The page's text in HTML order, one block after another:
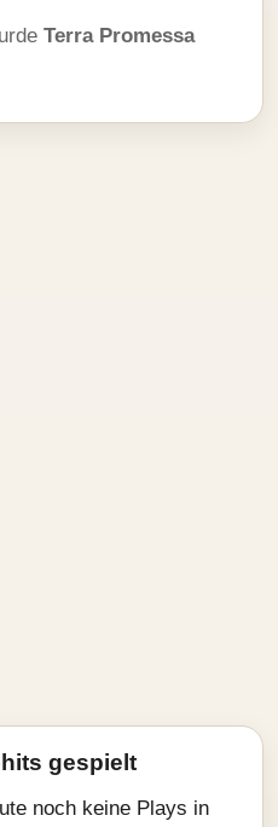
Terra Promessa
gespielt
noch keine Plays in